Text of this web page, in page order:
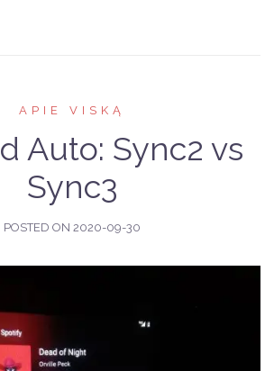
APIE VISKĄ
Auto: Sync2 vs
Sync3
POSTED ON 2020-09-30